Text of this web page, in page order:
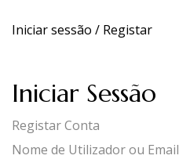
Iniciar sessão / Registar
Iniciar Sessão
Registar Conta
Nome de Utilizador ou Email